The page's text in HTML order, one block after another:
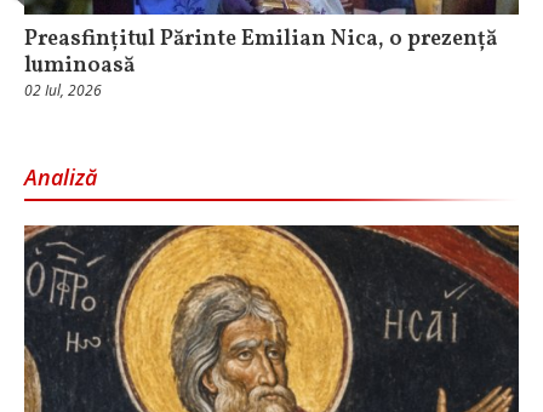
Preasfințitul Părinte Emilian Nica, o prezență
luminoasă
02 Iul, 2026
Analiză